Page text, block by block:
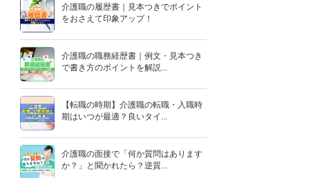
介護職の履歴書｜見本つきでポイント
をおさえて印象アップ！
介護職の職務経歴書｜例文・見本つき
で書き方のポイントを解説...
【転職の時期】介護職の転職・入職時
期はいつが最適？良いタイ...
介護職の面接で「何か質問はあります
か？」と聞かれたら？逆質...